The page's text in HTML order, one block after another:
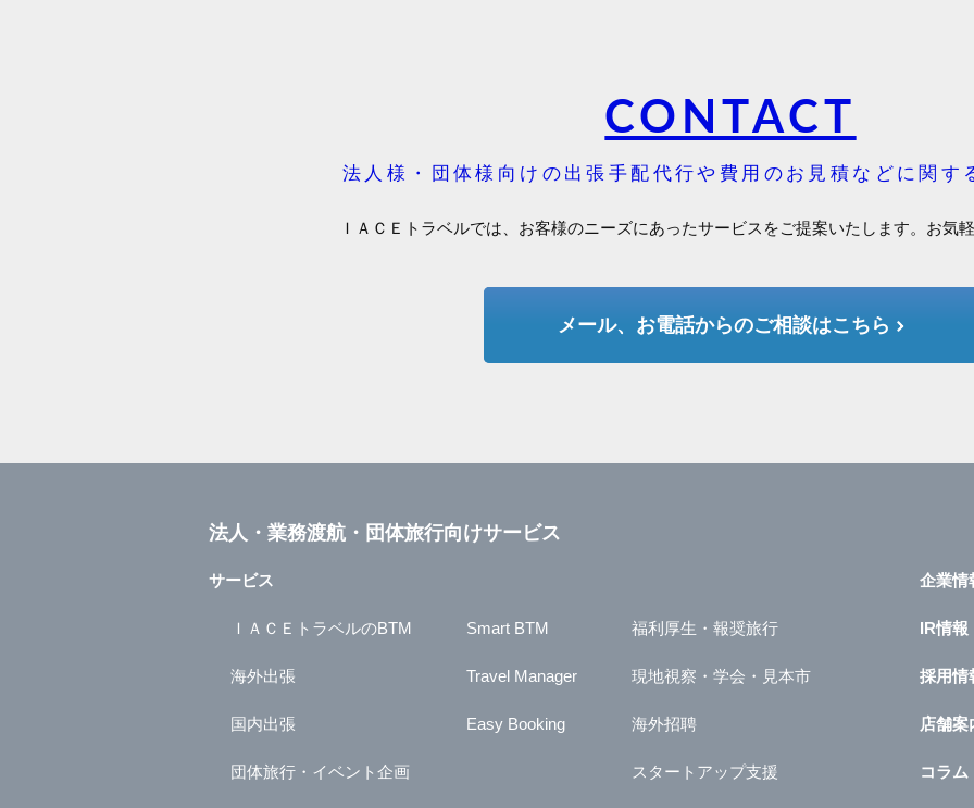
CONTACT
法人様・団体様向けの出張手配代行や費用のお見積などに関す
ＩＡＣＥトラベルでは、お客様のニーズにあったサービスをご提案いたします。お気
メール、お電話からのご相談はこちら
法人・業務渡航・団体旅行向けサービス
サービス
ＩＡＣＥトラベルのBTM
海外出張
国内出張
団体旅行・イベント企画
Smart BTM
Travel Manager
Easy Booking
福利厚生・報奨旅行
現地視察・学会・見本市
海外招聘
スタートアップ支援
企業情
IR情報
採用情
店舗案
コラム